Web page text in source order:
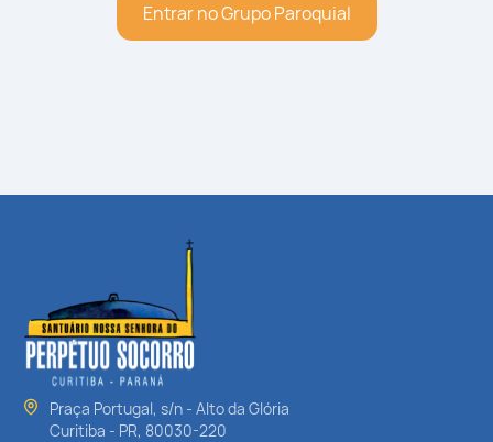
Entrar no Grupo Paroquial
Praça Portugal, s/n - Alto da Glória
Curitiba - PR, 80030-220